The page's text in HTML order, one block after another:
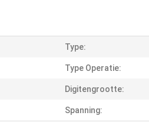
Type:
Type Operatie:
Digitengrootte:
Spanning: